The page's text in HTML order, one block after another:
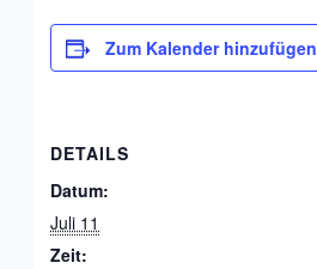
Zum Kalender hinzufügen
DETAILS
Datum:
Juli 11
Zeit: